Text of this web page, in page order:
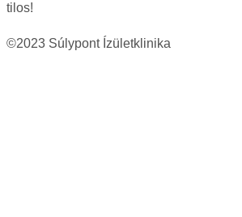
tilos!
©2023 Súlypont Ízületklinika